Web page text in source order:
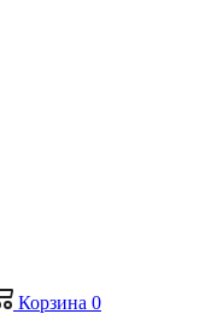
Корзина 0